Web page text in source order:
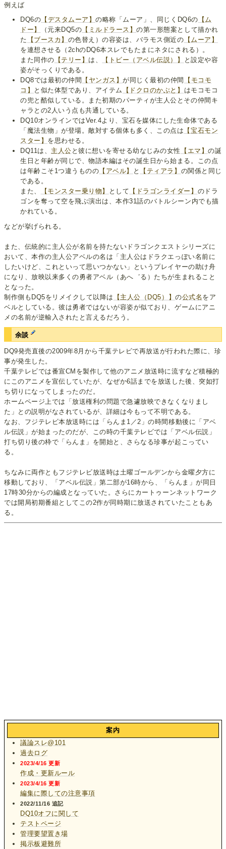
例えば
DQ6の 【デスタムーア】の略称「ムーア」、同じくDQ6の 【ム
ドー】
（元来DQ5の 【ミルドラース】の第一形態案として描かれ
た
【ブースカ】 の色替え）の容姿は、バラモス側近の 【ムーア】
を連想させる（2chのDQ6本スレでもたまにネタにされる）。
また同作の 【テリー】 は、 【トビー（アベル伝説）】
と設定や容
姿がそっくりである。
DQ8では最初の仲間
【ヤンガス】が同じく最初の仲間
【モコモ
コ】
と似た体型であり、アイテム 【ドクロのかぶと】 はモコモコ
の兜と酷似している。また初期のパーティが主人公とその仲間キ
ャラとの2人いう点も共通している。
DQ10オンラインではVer.4より、宝石を媒体にした生命体である
「魔法生物」が登場。敵対する個体も多く、この点は 【宝石モン
スター】 を思わせる。
DQ11は、 主人公 と彼に想いを寄せる幼なじみの女性 【エマ】の誕
生日と年齢が同じで、物語本編はその誕生日から始まる。この点
は年齢こそ1つ違うものの 【アベル】 と 【ティアラ】 の関係と同じ
である。
また、
【モンスター乗り物】 として 【ドラゴンライダー】 のドラ
ゴンを奪って空を飛ぶ演出は、本作31話のバトルシーン内でも描
かれている。
などが挙げられる。
また、伝統的に主人公が名前を持たないドラゴンクエストシリーズに
おいて、本作の主人公アベルの名は「主人公はドラクエっぽい名前に
したいけど、これといって思いつかない」というプレイヤーの助け舟
になり、放映以来多くの勇者アベル（あへ゛る）たちが生まれること
となった。
制作側もDQ5をリメイクして以降は
【主人公（DQ5）】の公式名 をア
ベルとしている。彼は勇者ではないが容姿が似ており、ゲームにアニ
メの名前が逆輸入されたと言えるだろう。
余談
DQ9発売直後の2009年8月から千葉テレビで再放送が行われた際に、珍
事が発生した。
千葉テレビでは番宣CMを製作して他のアニメ放送時に流すなど積極的
にこのアニメを宣伝していたが、なぜか6話までを放送した後、突如打
ち切りになってしまったのだ。
ホームページ上では「放送権利の問題で急遽放映できなくなりまし
た」との説明がなされているが、詳細は今もって不明である。
なお、フジテレビ本放送時には「らんま1／2」の時間移動後に「アベ
ル伝説」が始まったのだが、この時の千葉テレビでは「アベル伝説」
打ち切り後の枠で「らんま」を開始と、さらなる珍事が起こってい
る。
ちなみに両作ともフジテレビ放送時は土曜ゴールデンから金曜夕方に
移動しており、「アベル伝説」第二部が16時から、「らんま」が同日
17時30分からの編成となっていた。さらにカートゥーンネットワーク
では開局初期番組としてこの2作が同時期に放送されていたこともあ
る。
案内
議論スレ@101
過去ログ
2023/4/16 更新
作成・更新ルール
2023/4/16 更新
編集に際しての注意事項
2022/11/16 追記
DQ10オフに関して
テストページ
管理要望置き場
掲示板避難所